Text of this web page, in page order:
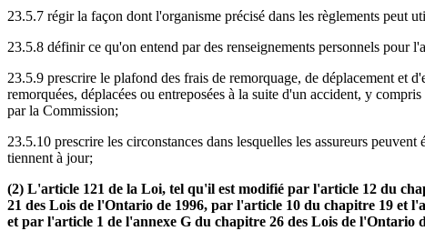
23.5.7 régir la façon dont l'organisme précisé dans les règlements peut
23.5.8 définir ce qu'on entend par des renseignements personnels
23.5.9 prescrire le plafond des frais de remorquage, de déplacement et
remorquées, déplacées ou entreposées à la suite d'un accident, y
par la Commission;
23.5.10 prescrire les circonstances dans lesquelles les assureurs
tiennent à jour;
(2) L'article 121 de la Loi, tel qu'il est modifié par l'article 12 du
21 des Lois de l'Ontario de 1996, par l'article 10 du chapitre 19 et
et par l'article 1 de l'annexe G du chapitre 26 des Lois de